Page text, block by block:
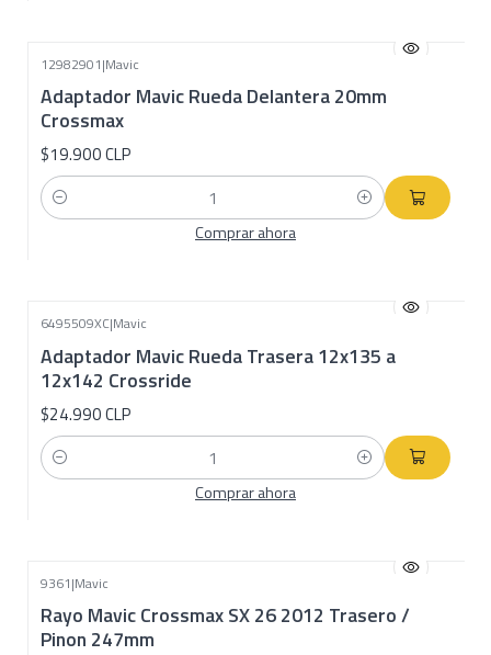
12982901|Mavic
Adaptador Mavic Rueda Delantera 20mm
Crossmax
$19.900 CLP
Cantidad
Comprar ahora
6495509XC|Mavic
Adaptador Mavic Rueda Trasera 12x135 a
12x142 Crossride
$24.990 CLP
Cantidad
Comprar ahora
9361|Mavic
Rayo Mavic Crossmax SX 26 2012 Trasero /
Pinon 247mm